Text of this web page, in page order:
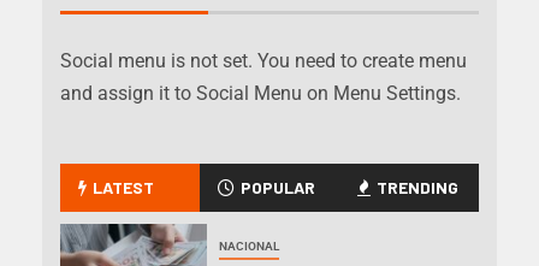
Social menu is not set. You need to create menu
and assign it to Social Menu on Menu Settings.
LATEST POPULAR TRENDING
NACIONAL